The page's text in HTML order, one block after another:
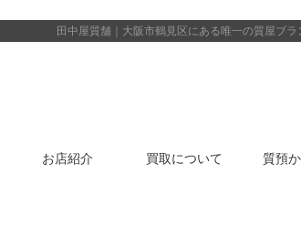
田中屋質舗｜大阪市鶴見区にある唯一の質屋ブラ
お店紹介 買取について 質預